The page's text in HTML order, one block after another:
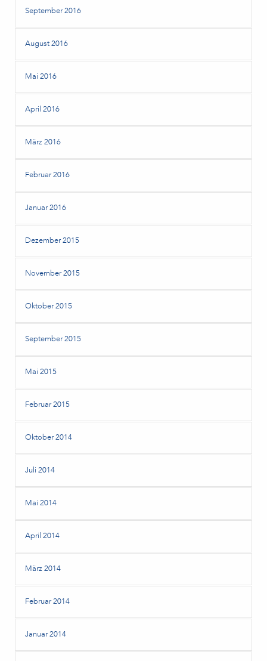
September 2016
August 2016
Mai 2016
April 2016
März 2016
Februar 2016
Januar 2016
Dezember 2015
November 2015
Oktober 2015
September 2015
Mai 2015
Februar 2015
Oktober 2014
Juli 2014
Mai 2014
April 2014
März 2014
Februar 2014
Januar 2014